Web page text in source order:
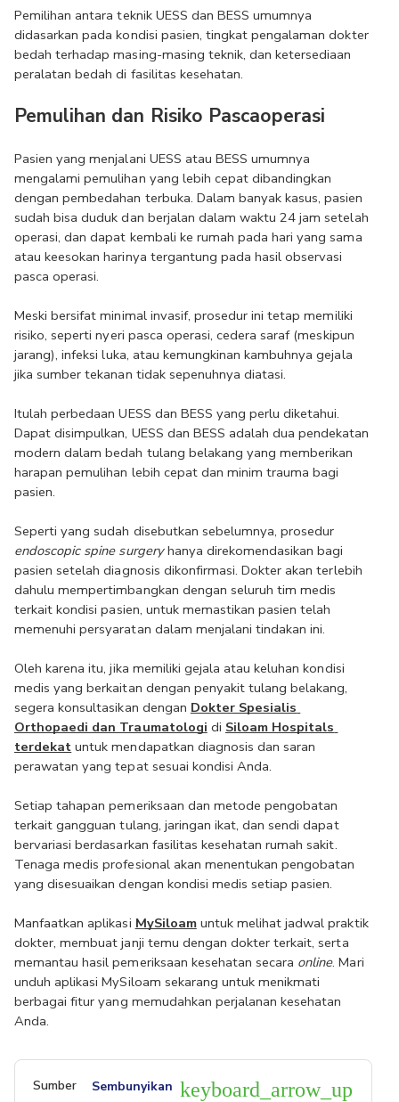
Pemilihan antara teknik UESS dan BESS umumnya
didasarkan pada kondisi pasien, tingkat pengalaman dokter
bedah terhadap masing-masing teknik, dan ketersediaan
peralatan bedah di fasilitas kesehatan.
Pemulihan dan Risiko Pascaoperasi
Pasien yang menjalani UESS atau BESS umumnya
mengalami pemulihan yang lebih cepat dibandingkan
dengan pembedahan terbuka. Dalam banyak kasus, pasien
sudah bisa duduk dan berjalan dalam waktu 24 jam setelah
operasi, dan dapat kembali ke rumah pada hari yang sama
atau keesokan harinya tergantung pada hasil observasi
pasca operasi.
Meski bersifat minimal invasif, prosedur ini tetap memiliki
risiko, seperti nyeri pasca operasi, cedera saraf (meskipun
jarang), infeksi luka, atau kemungkinan kambuhnya gejala
jika sumber tekanan tidak sepenuhnya diatasi.
Itulah perbedaan UESS dan BESS yang perlu diketahui.
Dapat disimpulkan, UESS dan BESS adalah dua pendekatan
modern dalam bedah tulang belakang yang memberikan
harapan pemulihan lebih cepat dan minim trauma bagi
pasien.
endoscopic spine surgery hanya direkomendasikan bagi
pasien setelah diagnosis dikonfirmasi. Dokter akan terlebih
dahulu mempertimbangkan dengan seluruh tim medis
terkait kondisi pasien, untuk memastikan pasien telah
memenuhi persyaratan dalam menjalani tindakan ini.
Oleh karena itu, jika memiliki gejala atau keluhan kondisi
medis yang berkaitan dengan penyakit tulang belakang,
segera konsultasikan dengan Dokter Spesialis
Orthopaedi dan Traumatologi di Siloam Hospitals
terdekat untuk mendapatkan diagnosis dan saran
perawatan yang tepat sesuai kondisi Anda.
Setiap tahapan pemeriksaan dan metode pengobatan
terkait gangguan tulang, jaringan ikat, dan sendi dapat
bervariasi berdasarkan fasilitas kesehatan rumah sakit.
Tenaga medis profesional akan menentukan pengobatan
yang disesuaikan dengan kondisi medis setiap pasien.
Manfaatkan aplikasi MySiloam untuk melihat jadwal praktik
dokter, membuat janji temu dengan dokter terkait, serta
memantau hasil pemeriksaan kesehatan secara online. Mari
unduh aplikasi MySiloam sekarang untuk menikmati
berbagai fitur yang memudahkan perjalanan kesehatan
Anda.
Sumber Sembunyikan keyboard_arrow_up